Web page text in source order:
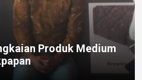
Produk Medium